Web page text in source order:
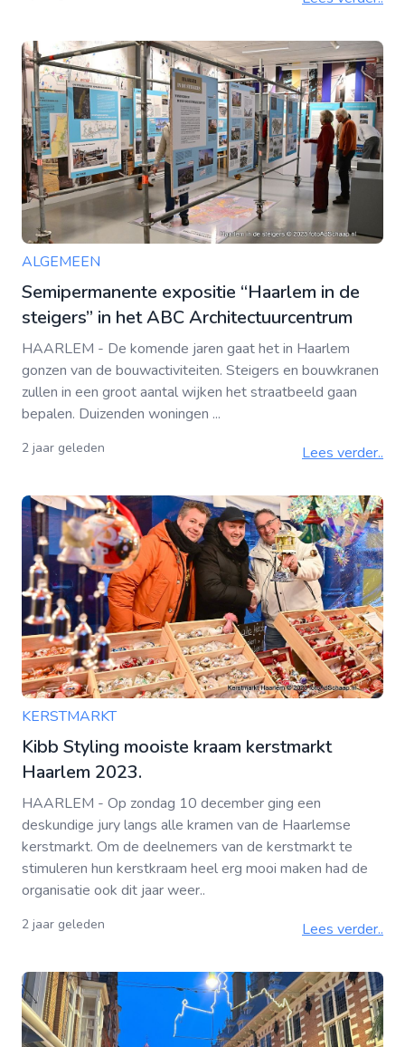
ALGEMEEN
Semipermanente expositie “Haarlem in de
steigers” in het ABC Architectuurcentrum
HAARLEM - De komende jaren gaat het in Haarlem
gonzen van de bouwactiviteiten. Steigers en bouwkranen
zullen in een groot aantal wijken het straatbeeld gaan
bepalen. Duizenden woningen ...
2 jaar geleden Lees verder..
KERSTMARKT
Kibb Styling mooiste kraam kerstmarkt
Haarlem 2023.
HAARLEM - Op zondag 10 december ging een
deskundige jury langs alle kramen van de Haarlemse
kerstmarkt. Om de deelnemers van de kerstmarkt te
stimuleren hun kerstkraam heel erg mooi maken had de
organisatie ook dit jaar weer..
2 jaar geleden Lees verder..